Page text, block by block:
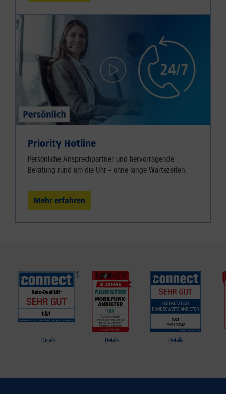
Priority Hotline
Persönliche Ansprechpartner und hervorragende
Beratung rund um die Uhr – ohne lange Wartezeiten.
Mehr erfahren
Details Details Details